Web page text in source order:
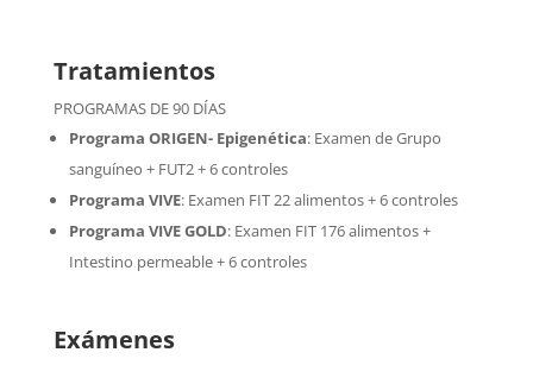
Tratamientos
PROGRAMAS DE 90 DÍAS
Programa ORIGEN- Epigenética:Examen de Grupo
sanguíneo + FUT2 + 6 controles
Programa VIVE: Examen FIT 22 alimentos + 6 controles
Programa VIVE GOLD: Examen FIT 176 alimentos +
Intestino permeable + 6 controles
Exámenes